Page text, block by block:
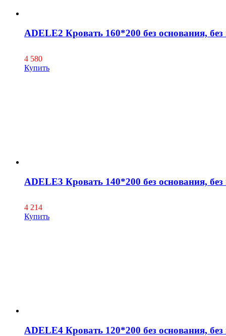
ADELE2 Кровать 160*200 без основания, без
4 580
Купить
ADELE3 Кровать 140*200 без основания, без
4 214
Купить
ADELE4 Кровать 120*200 без основания, без